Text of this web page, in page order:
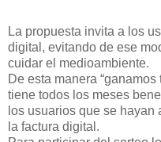
La propuesta invita a los
digital, evitando de ese
cuidar el medioambiente.
De esta manera
tiene todos los meses
los usuarios que se
la factura digital.